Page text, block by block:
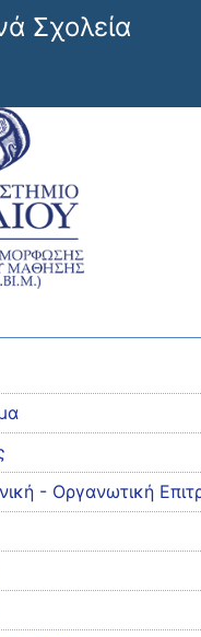
το κυρίως
Σχολεία
- Οργανωτική